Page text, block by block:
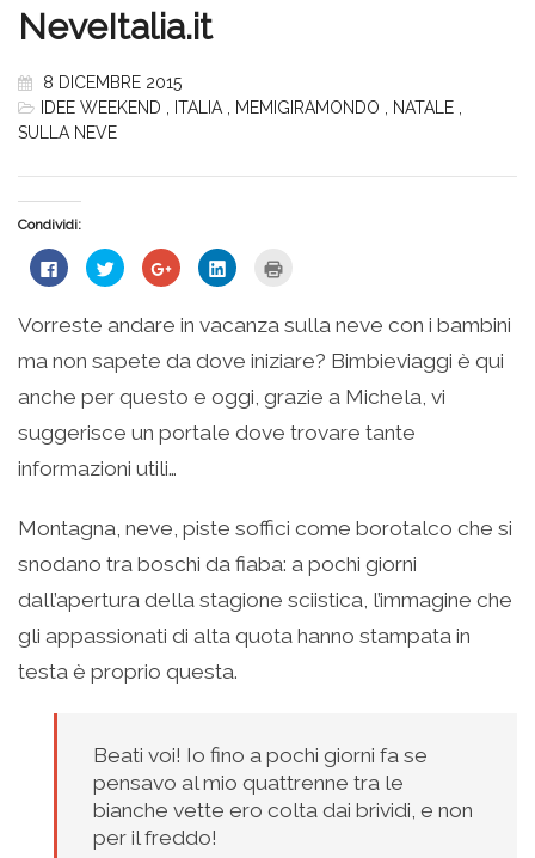
NeveItalia.it
8 DICEMBRE 2015
IDEE WEEKEND
ITALIA MEMIGIRAMONDO NATALE
SULLA NEVE
Condividi:
Fai
clic
su
Facebook
apre
una
nuova
finestra)
Fai
clic
condividere
su
Twitter
(Si
apre
in
una
finestra)
Fai
clic
condividere
su
Google+
(Si
in
una
nuova
finestra)
Fai
clic
condividere
su
LinkedIn
(Si
in
una
nuova
finestra)
stampare
(Si
in
nuova
finestra)
Vorreste andare in vacanza sulla neve con i bambini
ma non sapete da dove iniziare? Bimbieviaggi è qui
anche per questo e oggi, grazie a Michela, vi
suggerisce un portale dove trovare tante
informazioni utili…
Montagna, neve, piste soffici come borotalco che si
snodano tra boschi da fiaba: a pochi giorni
dall’apertura della stagione sciistica, l’immagine che
gli appassionati di alta quota hanno stampata in
testa è proprio questa.
Beati voi! Io fino a pochi giorni fa se
pensavo al mio quattrenne tra le
bianche vette ero colta dai brividi, e non
per il freddo!